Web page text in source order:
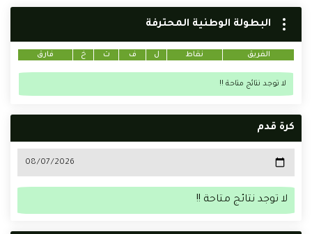
البطولة الوطنية المحترفة
الفريق نقاط ل ف ت خ فارق
لا توجد نتائج متاحة !!
كرة قدم
لا توجد نتائج متاحة !!